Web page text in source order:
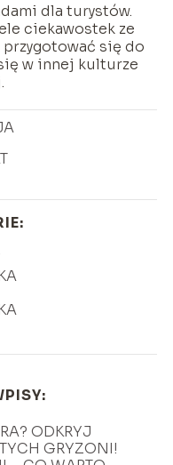
dla turystów.
ciekawostek ze
przygotować się do
w innej kulturze
ODKRYJ
GRYZONI!